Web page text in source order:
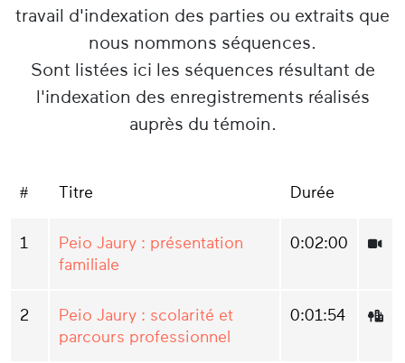
travail d'indexation des parties ou extraits que
nous nommons séquences.
Sont listées ici les séquences résultant de
l'indexation des enregistrements réalisés
auprès du témoin.
# Titre Durée
1
Peio Jaury : présentation
familiale
0:02:00
2
Peio Jaury : scolarité et
parcours professionnel
0:01:54